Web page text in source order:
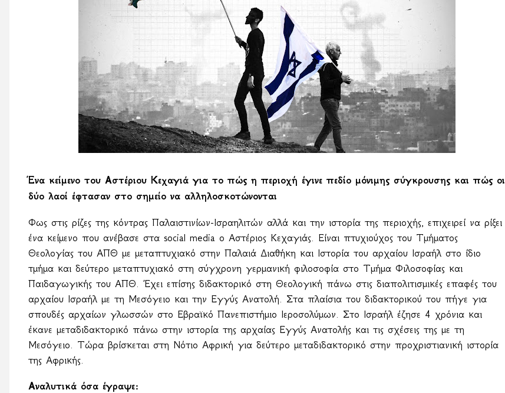
Ένα κείμενο του Αστέριου Κεχαγιά για το πώς η περιοχή έγινε πεδίο μόνιμης σύγκρουσης και πώς οι
δύο λαοί έφτασαν στο σημείο να αλληλοσκοτώνονται
Φως στις ρίζες της κόντρας Παλαιστινίων-Ισραηλιτών αλλά και την ιστορία της περιοχής, επιχειρεί να ρίξει
ένα κείμενο που ανέβασε στα social media ο Αστέριος Κεχαγιάς. Είναι πτυχιούχος του Τμήματος
Θεολογίας του ΑΠΘ με μεταπτυχιακό στην Παλαιά Διαθήκη και Ιστορία του αρχαίου Ισραήλ στο ίδιο
τμήμα και δεύτερο μεταπτυχιακό στη σύγχρονη γερμανική φιλοσοφία στο Τμήμα Φιλοσοφίας και
Παιδαγωγικής του ΑΠΘ. Έχει επίσης διδακτορικό στη Θεολογική πάνω στις διαπολιτισμικές επαφές του
αρχαίου Ισραήλ με τη Μεσόγειο και την Εγγύς Ανατολή. Στα πλαίσια του διδακτορικού του πήγε για
σπουδές αρχαίων γλωσσών στο Εβραϊκό Πανεπιστήμιο Ιεροσολύμων. Στο Ισραήλ έζησε 4 χρόνια και
έκανε μεταδιδακτορικό πάνω στην ιστορία της αρχαίας Εγγύς Ανατολής και τις σχέσεις της με τη
Μεσόγειο. Τώρα βρίσκεται στη Νότιο Αφρική για δεύτερο μεταδιδακτορικό στην προχριστιανική ιστορία
της Αφρικής.
Αναλυτικά όσα έγραψε: